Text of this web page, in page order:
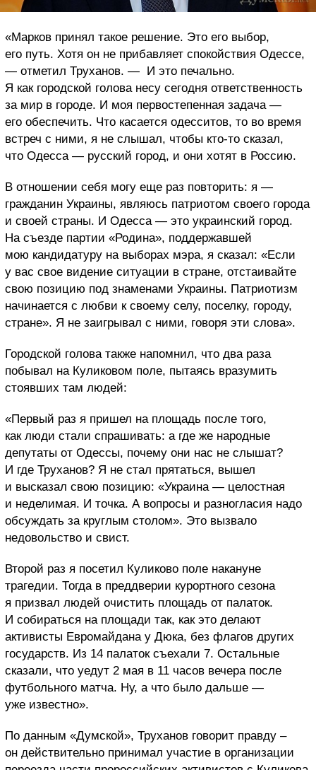
«Марков принял такое решение. Это его выбор,
его путь. Хотя он не прибавляет спокойствия Одессе,
— отметил Труханов. — И это печально.
Я как городской голова несу сегодня ответственность
за мир в городе. И моя первостепенная задача —
его обеспечить. Что касается одесситов, то во время
встреч с ними, я не слышал, чтобы кто-то сказал,
что Одесса — русский город, и они хотят в Россию.
В отношении себя могу еще раз повторить: я —
гражданин Украины, являюсь патриотом своего города
и своей страны. И Одесса — это украинский город.
На съезде партии «Родина», поддержавшей
мою кандидатуру на выборах мэра, я сказал: «Если
у вас свое видение ситуации в стране, отстаивайте
свою позицию под знаменами Украины. Патриотизм
начинается с любви к своему селу, поселку, городу,
стране». Я не заигрывал с ними, говоря эти слова».
Городской голова также напомнил, что два раза
побывал на Куликовом поле, пытаясь вразумить
стоявших там людей:
«Первый раз я пришел на площадь после того,
как люди стали спрашивать: а где же народные
депутаты от Одессы, почему они нас не слышат?
И где Труханов? Я не стал прятаться, вышел
и высказал свою позицию: «Украина — целостная
и неделимая. И точка. А вопросы и разногласия надо
обсуждать за круглым столом». Это вызвало
недовольство и свист.
Второй раз я посетил Куликово поле накануне
трагедии. Тогда в преддверии курортного сезона
я призвал людей очистить площадь от палаток.
И собираться на площади так, как это делают
активисты Евромайдана у Дюка, без флагов других
государств. Из 14 палаток съехали 7. Остальные
сказали, что уедут 2 мая в 11 часов вечера после
футбольного матча. Ну, а что было дальше —
уже известно».
По данным «Думской», Труханов говорит правду –
он действительно принимал участие в организации